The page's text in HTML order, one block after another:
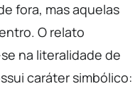
fora, mas aquelas
O relato
na literalidade de
caráter simbólico: